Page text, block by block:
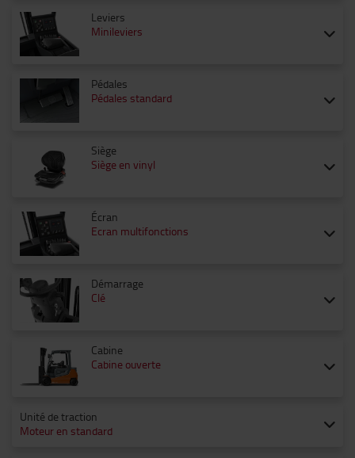
Leviers
Minileviers
Pédales
Pédales standard
Siège
Siège en vinyl
Écran
Ecran multifonctions
Démarrage
Clé
Cabine
Cabine ouverte
Unité de traction
Moteur en standard